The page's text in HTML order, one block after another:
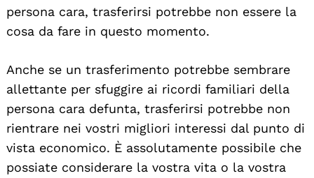
persona cara, trasferirsi potrebbe non essere la
cosa da fare in questo momento.
Anche se un trasferimento potrebbe sembrare
allettante per sfuggire ai ricordi familiari della
persona cara defunta, trasferirsi potrebbe non
rientrare nei vostri migliori interessi dal punto di
vista economico. È assolutamente possibile che
possiate considerare la vostra vita o la vostra